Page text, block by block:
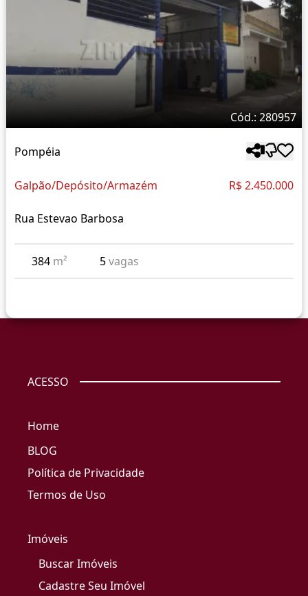
Cód.: 280957
Pompéia
Galpão/Depósito/Armazém R$ 2.450.000
Rua Estevao Barbosa
384 m² 5vagas
ACESSO
Home
BLOG
Política de Privacidade
Termos de Uso
Imóveis
Buscar Imóveis
Cadastre Seu Imóvel